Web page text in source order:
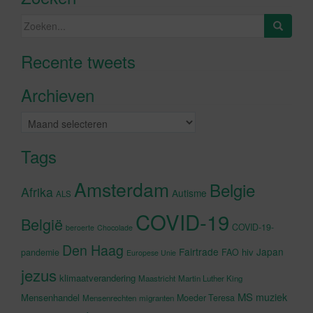
Zoeken
Recente tweetsKlik om marketing cookies te
Archieven
Archieven
Tags
Afrika ALS Amsterdam Autisme Belgie
België beroerte Chocolade COVID-19 COVID-19-
pandemie Den Haag Europese Unie Fairtrade FAO hiv Japan
jezus klimaatverandering Maastricht Martin Luther King
Mensenhandel Mensenrechten migranten Moeder Teresa MS muziek